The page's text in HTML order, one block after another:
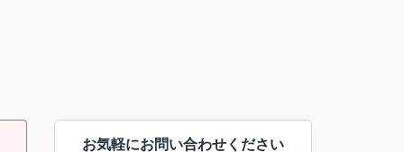
お気軽にお問い合わせください